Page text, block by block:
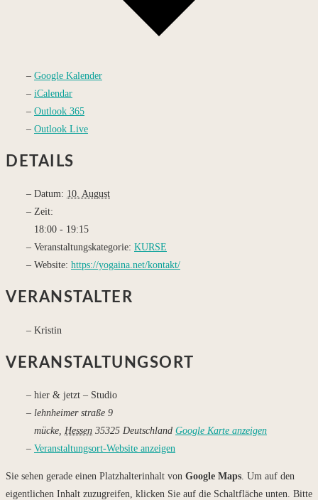
Google Kalender
iCalendar
Outlook 365
Outlook Live
DETAILS
Datum: 10. August
Zeit:
18:00 - 19:15
Veranstaltungskategorie: KURSE
Website: https://yogaina.net/kontakt/
VERANSTALTER
Kristin
VERANSTALTUNGSORT
hier & jetzt – Studio
lehnheimer straße 9
mücke, Hessen 35325 Deutschland Google Karte anzeigen
Veranstaltungsort-Website anzeigen
Sie sehen gerade einen Platzhalterinhalt von Google Maps. Um auf den
eigentlichen Inhalt zuzugreifen, klicken Sie auf die Schaltfläche unten. Bitte